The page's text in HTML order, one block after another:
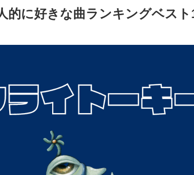
的に好きな曲ランキングベス